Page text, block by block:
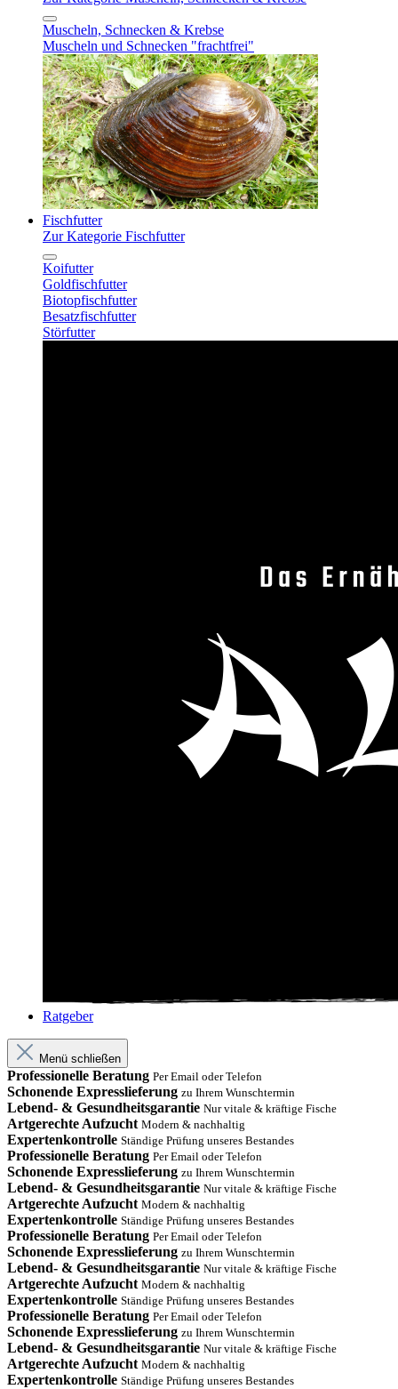
Muscheln, Schnecken & Krebse
Muscheln und Schnecken "frachtfrei"
Fischfutter
Zur Kategorie Fischfutter
Koifutter
Goldfischfutter
Biotopfischfutter
Besatzfischfutter
Störfutter
Ratgeber
Menü schließen
Professionelle Beratung Per Email oder Telefon
Schonende Expresslieferung zu Ihrem Wunschtermin
Lebend- & Gesundheitsgarantie Nur vitale & kräftige Fische
Artgerechte Aufzucht Modern & nachhaltig
Expertenkontrolle Ständige Prüfung unseres Bestandes
Professionelle Beratung Per Email oder Telefon
Schonende Expresslieferung zu Ihrem Wunschtermin
Lebend- & Gesundheitsgarantie Nur vitale & kräftige Fische
Artgerechte Aufzucht Modern & nachhaltig
Expertenkontrolle Ständige Prüfung unseres Bestandes
Professionelle Beratung Per Email oder Telefon
Schonende Expresslieferung zu Ihrem Wunschtermin
Lebend- & Gesundheitsgarantie Nur vitale & kräftige Fische
Artgerechte Aufzucht Modern & nachhaltig
Expertenkontrolle Ständige Prüfung unseres Bestandes
Professionelle Beratung Per Email oder Telefon
Schonende Expresslieferung zu Ihrem Wunschtermin
Lebend- & Gesundheitsgarantie Nur vitale & kräftige Fische
Artgerechte Aufzucht Modern & nachhaltig
Expertenkontrolle Ständige Prüfung unseres Bestandes